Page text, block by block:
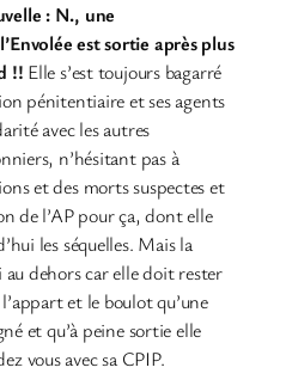
: N., une
est sortie après plus
!! Elle s’est toujours bagarré
pénitentiaire et ses agents
avec les autres
n’hésitant pas à
et des morts suspectes et
de l’AP pour ça, dont elle
les séquelles. Mais la
dehors car elle doit rester
et le boulot qu’une
et qu’à peine sortie elle
vous avec sa CPIP.